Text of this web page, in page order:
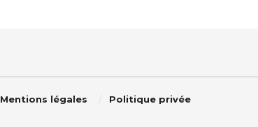
Mentions légales Politique privée